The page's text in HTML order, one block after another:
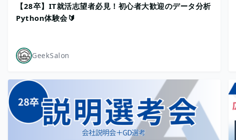
【28卒】IT就活志望者必見！初心者大歓迎のデータ分析
Python体験会🔰
GeekSalon